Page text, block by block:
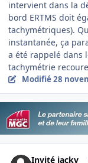
intervient dans la
bord ERTMS doit
tachymétriques).
instantanée, ça
a été rappelé dans
tachymétrie
Modifié28
Invité jackv